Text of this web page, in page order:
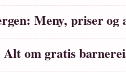
Meny, priser og
om gratis